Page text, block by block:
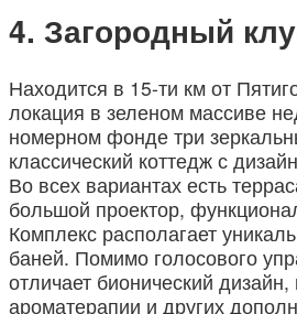
Загородный
Находится в 15-ти км от
локация в зеленом массиве
номерном фонде три
классический коттедж с
Во всех вариантах есть
большой проектор,
Комплекс располагает
баней. Помимо голосового
отличает бионический
ароматерапии и других